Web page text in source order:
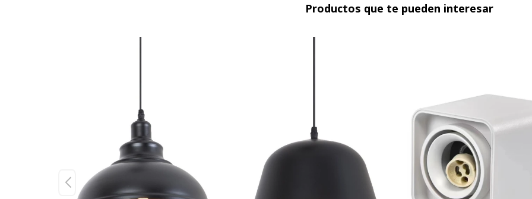
Productos que te pueden interesar